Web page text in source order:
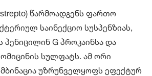
წარმოადგენს ფართო
საინექციო სუსპენზიას,
პენიცილინ G პროკაინსა და
სულფატს. ამ ორი
უზრუნველყოფს ეფექტურ